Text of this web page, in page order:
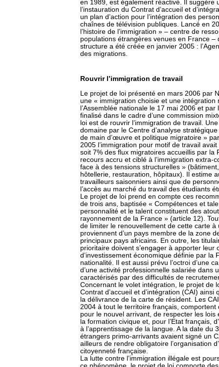
en 1989, est également réactivé. Il suggère
l’instauration du Contrat d’accueil et
un plan d’action pour l’intégration des
chaînes de télévision publiques. Lancé en
l’histoire de l’immigration » – centre de
populations étrangères venues en France
structure a été créée en janvier 2005 :
des migrations.
Rouvrir l’immigration de travail
Le projet de loi présenté en mars 2006 par
une « immigration choisie et une
l’Assemblée nationale le 17 mai 2006 et
finalisé dans le cadre d’une commission
loi est de rouvrir l’immigration de travail.
domaine par le Centre d’analyse
de main d’œuvre et politique migratoire »
2005 l’immigration pour motif de travail
soit 7% des flux migratoires accueillis par
recours accru et ciblé à l’immigration
face à des tensions structurelles »
hôtellerie, restauration, hôpitaux). Il estime
travailleurs saisonniers ainsi que de
l’accès au marché du travail des étudiants
Le projet de loi prend en compte ces
de trois ans, baptisée « Compétences et
personnalité et le talent constituent des
rayonnement de la France » (article 12).
de limiter le renouvellement de cette carte
proviennent d’un pays membre de la zone
principaux pays africains. En outre, les
prioritaire doivent s’engager à apporter
d’investissement économique définie par la
nationalité. Il est aussi prévu l’octroi d’une
d’une activité professionnelle salariée dans
caractérisés par des difficultés de
Concernant le volet intégration, le projet de
Contrat d’accueil et d’intégration (CAI)
la délivrance de la carte de résident. Les
2004 à tout le territoire français,
pour le nouvel arrivant, de respecter les
la formation civique et, pour l’Etat français,
à l’apprentissage de la langue. A la date du
étrangers primo-arrivants avaient signé un
ailleurs de rendre obligatoire l’organisation
citoyenneté française.
La lutte contre l’immigration illégale est